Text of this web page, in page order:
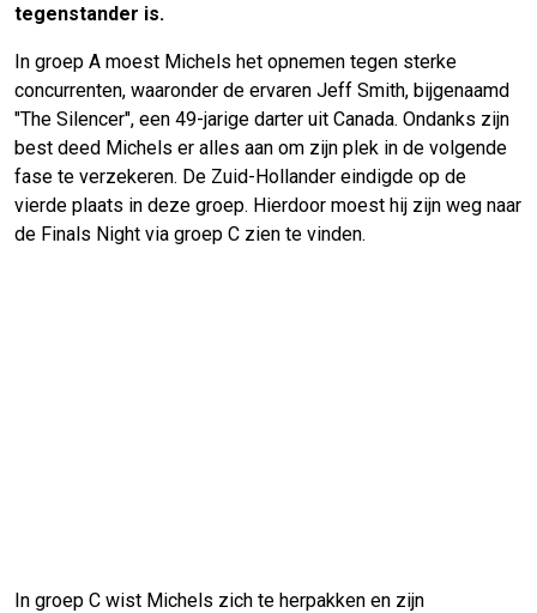
tegenstander is.
In groep A moest Michels het opnemen tegen sterke
concurrenten, waaronder de ervaren Jeff Smith, bijgenaamd
"The Silencer", een 49-jarige darter uit Canada. Ondanks zijn
best deed Michels er alles aan om zijn plek in de volgende
fase te verzekeren. De Zuid-Hollander eindigde op de
vierde plaats in deze groep. Hierdoor moest hij zijn weg naar
de Finals Night via groep C zien te vinden.
In groep C wist Michels zich te herpakken en zijn